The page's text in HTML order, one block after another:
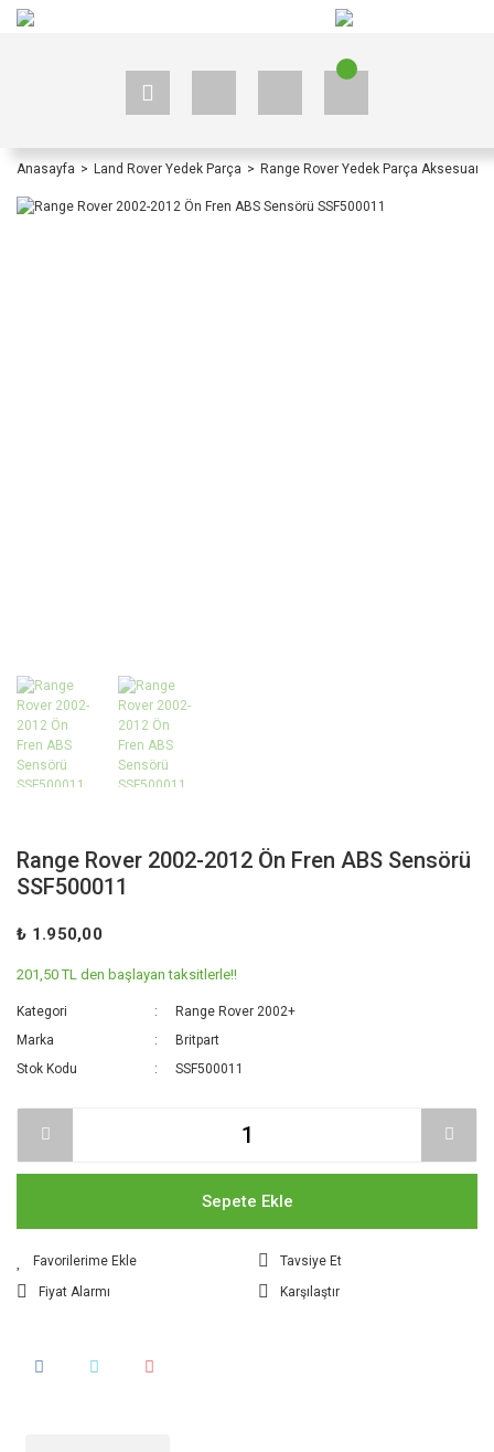
Anasayfa Land Rover Yedek Parça Range Rover Yedek Parça Aksesuar
Range Rover 2002-2012 Ön Fren ABS Sensörü
SSF500011
₺ 1.950,00
201,50 TL den başlayan taksitlerle!!
Kategori
Range Rover 2002+
Marka
Britpart
Stok Kodu
SSF500011
Sepete Ekle
Tavsiye Et
Fiyat Alarmı
Karşılaştır